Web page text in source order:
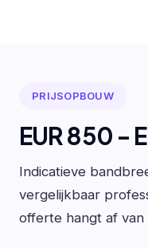
PRIJSOPBOUW
EUR 850 -
Indicatieve
vergelijkbaar
offerte hangt af van